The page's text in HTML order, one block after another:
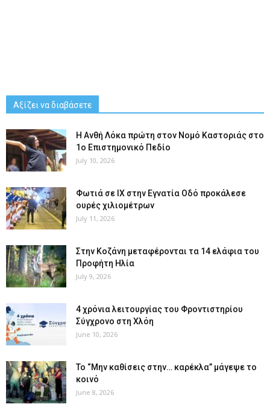
Αξίζει να διαβάσετε
Η Ανθή Λόκα πρώτη στον Νομό Καστοριάς στο
1ο Επιστημονικό Πεδίο
July 10, 2026
Φωτιά σε ΙΧ στην Εγνατία Οδό προκάλεσε
ουρές χιλιομέτρων
July 11, 2026
Στην Κοζάνη μεταφέρονται τα 14 ελάφια του
Προφήτη Ηλία
July 9, 2026
4 χρόνια λειτουργίας του Φροντιστηρίου
Σύγχρονο στη Χλόη
June 10, 2026
Το “Μην καθίσεις στην… καρέκλα” μάγεψε το
κοινό
June 8, 2026